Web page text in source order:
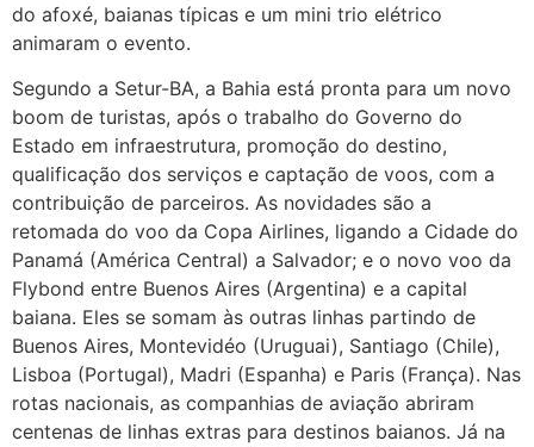
do afoxé, baianas típicas e um mini trio elétrico
animaram o evento.
Segundo a Setur-BA, a Bahia está pronta para um novo
boom de turistas, após o trabalho do Governo do
Estado em infraestrutura, promoção do destino,
qualificação dos serviços e captação de voos, com a
contribuição de parceiros. As novidades são a
retomada do voo da Copa Airlines, ligando a Cidade do
Panamá (América Central) a Salvador; e o novo voo da
Flybond entre Buenos Aires (Argentina) e a capital
baiana. Eles se somam às outras linhas partindo de
Buenos Aires, Montevidéo (Uruguai), Santiago (Chile),
Lisboa (Portugal), Madri (Espanha) e Paris (França). Nas
rotas nacionais, as companhias de aviação abriram
centenas de linhas extras para destinos baianos. Já na